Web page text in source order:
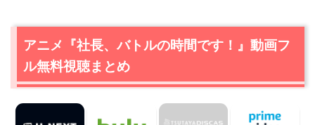
アニメ『社長、バトルの時間です！』動画フ
ル無料視聴まとめ